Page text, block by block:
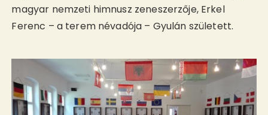
magyar nemzeti himnusz zeneszerzője, Erkel
Ferenc – a terem névadója – Gyulán született.